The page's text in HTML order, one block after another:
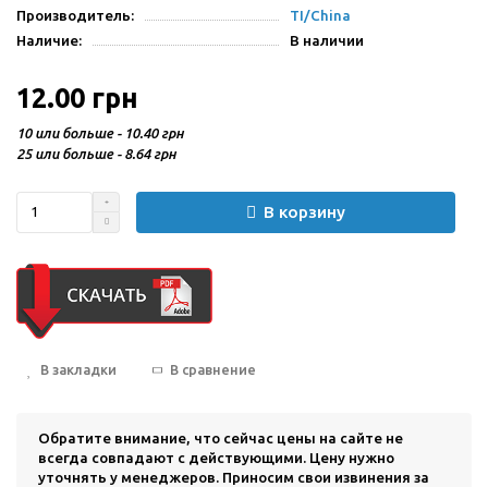
Производитель:
TI/China
Наличие:
В наличии
12.00 грн
10 или больше - 10.40 грн
25 или больше - 8.64 грн
В корзину
В закладки В сравнение
Обратите внимание, что сейчас цены на сайте не
всегда совпадают с действующими. Цену нужно
уточнять у менеджеров. Приносим свои извинения за